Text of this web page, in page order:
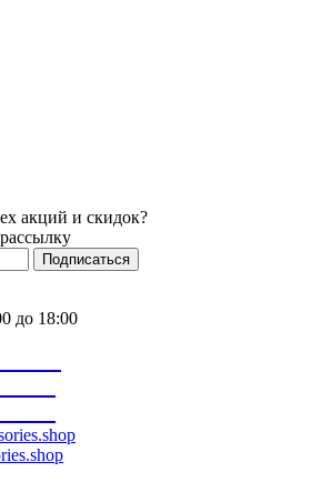
акций и скидок?
Подписаться
до 18:00